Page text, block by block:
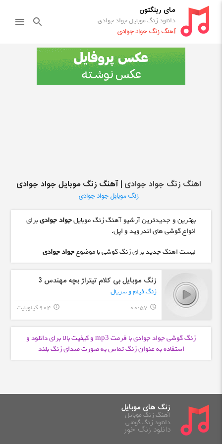
مای رینگتون
دانلود زنگ موبایل جواد جوادی
آهنگ زنگ جواد جوادی
search
menu
اهنگ زنگ جواد جوادی | آهنگ زنگ موبایل جواد جوادی
زنگ موبایل جواد جوادی
بهترین و جدیدترین آرشیو آهنگ زنگ موبایلجواد جوادیبرای
انواع گوشی های اندروید و اپل.
لیست اهنگ جدید برای زنگ گوشی با موضوعجواد جوادی
زنگ موبایل بی کلام تیتراژ بچه مهندس 3
زنگ فیلم و سریال
query_builder
00:57 904 کیلوبایت info_outline
زنگ گوشی جواد جوادی با فرمت mp3 و کیفیت بالا برای دانلود و
استفاده به عنوان زنگ تماس به صورت صدای زنگ بلند
زنگ های موبایل
آهنگ زنگ موبایل
دانلود زنگ گوشی
دانلود زنگ خور